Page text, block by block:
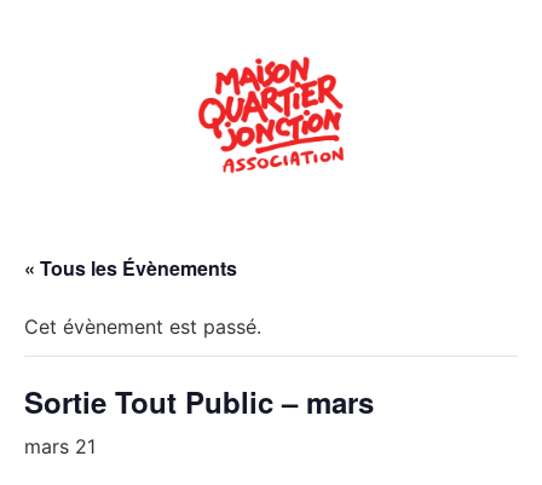
« Tous les Évènements
Cet évènement est passé.
Sortie Tout Public – mars
mars 21